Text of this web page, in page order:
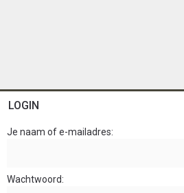
LOGIN
Je naam of e-mailadres
Wachtwoord